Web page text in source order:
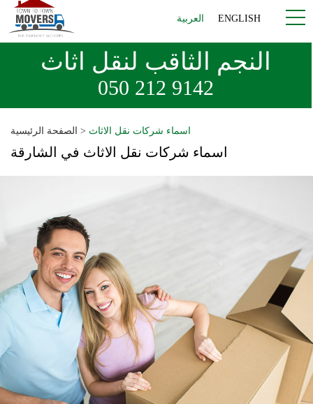
العربية ENGLISH
النجم الثاقب لنقل اثاث
050 212 9142
الصفحة الرئيسية > اسماء شركات نقل الاثاث
اسماء شركات نقل الاثاث في الشارقة